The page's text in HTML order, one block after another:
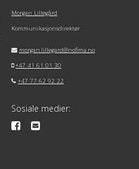
Morgan Lillegård
Kommunikasjonsdirektør
morgan.lillegard@nofima.no
+47 41 61 01 30
+47 77 62 92 22
Sosiale medier: